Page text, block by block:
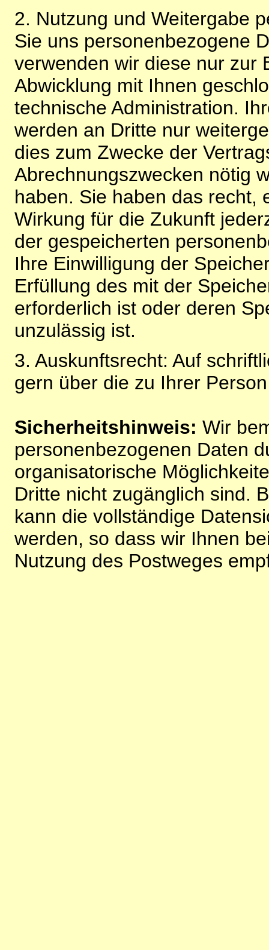
2. Nutzung und Weitergabe
Sie uns personenbezogene
verwenden wir diese nur zur
Abwicklung mit Ihnen
technische Administration.
werden an Dritte nur
dies zum Zwecke der
Abrechnungszwecken nötig
haben. Sie haben das recht,
Wirkung für die Zukunft
der gespeicherten
Ihre Einwilligung der
Erfüllung des mit der
erforderlich ist oder deren
unzulässig ist.
3. Auskunftsrecht: Auf
gern über die zu Ihrer
Sicherheitshinweis: Wir
personenbezogenen Daten
organisatorische
Dritte nicht zugänglich sind.
kann die vollständige
werden, so dass wir Ihnen
Nutzung des Postweges